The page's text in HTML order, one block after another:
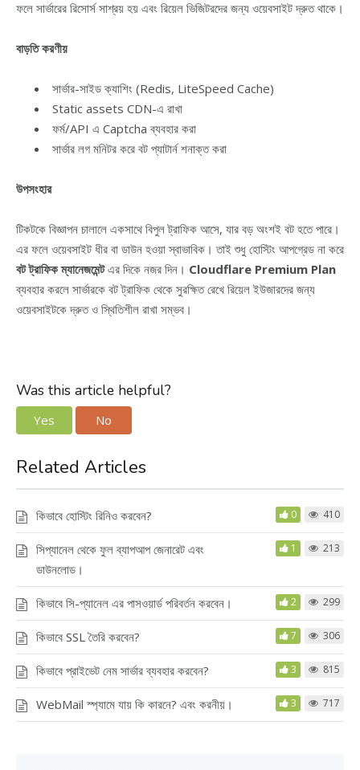
ফলে সার্ভারের রিসোর্স সাশ্রয় হয় এবং রিয়েল ভিজিটরদের জন্য ওয়েবসাইট দ্রুত থাকে।
বাড়তি করণীয়
সার্ভার-সাইড ক্যাশিং (Redis, LiteSpeed Cache)
Static assets CDN-এ রাখা
ফর্ম/API এ Captcha ব্যবহার করা
সার্ভার লগ মনিটর করে বট প্যাটার্ন শনাক্ত করা
উপসংহার
টিকটকে বিজ্ঞাপন চালালে একসাথে বিপুল ট্রাফিক আসে, যার বড় অংশই বট হতে পারে।
এর ফলে ওয়েবসাইট ধীর বা ডাউন হওয়া স্বাভাবিক। তাই শুধু হোস্টিং আপগ্রেড না করে
বট ট্রাফিক ম্যানেজমেন্টএর দিকে নজর দিন। Cloudflare Premium Plan
ব্যবহার করলে সার্ভারকে বট ট্রাফিক থেকে সুরক্ষিত রেখে রিয়েল ইউজারদের জন্য
ওয়েবসাইটকে দ্রুত ও স্থিতিশীল রাখা সম্ভব।
Was this article helpful?
Yes No
Related Articles
কিভাবে হোস্টিং রিনিও করবেন? 0 410
সিপ্যানেল থেকে ফুল ব্যাপআপ জেনারেট এবং
ডাউনলোড।
1 213
কিভাবে সি-প্যানেল এর পাসওয়ার্ড পরিবর্তন করবেন। 2 299
কিভাবে SSL তৈরি করবেন? 7 306
কিভাবে প্রাইভেট নেম সার্ভার ব্যবহার করবেন? 3 815
WebMail স্প্যামে যায় কি কারনে? এবং করনীয়। 3 717